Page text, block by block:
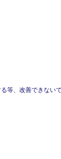
等、改善できない